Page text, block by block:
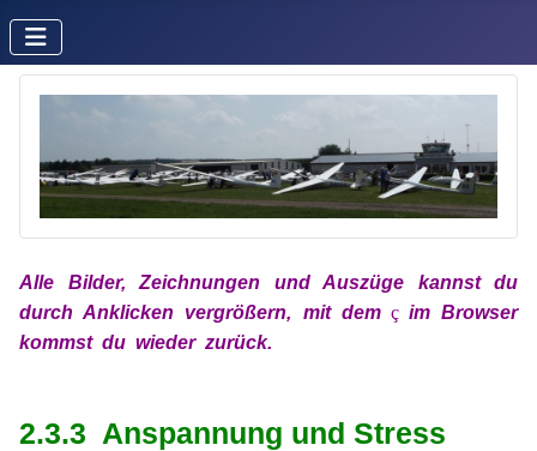
Alle Bilder, Zeichnungen und Auszüge kannst du
durch Anklicken vergrößern, mit demx çx imBrowser
kommst du wieder zurück.
2.3.3 Anspannung und Stress